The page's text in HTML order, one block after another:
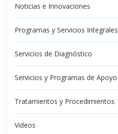
Noticias e Innovaciones
Programas y Servicios Integrales
Servicios de Diagnóstico
Servicios y Programas de Apoyo
Tratamientos y Procedimientos
Videos